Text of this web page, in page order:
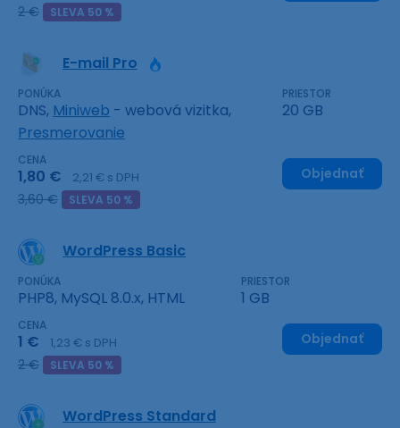
2 € SLEVA 50 %
E-mail Pro
PONÚKA
DNS, Miniweb - webová vizitka,
Presmerovanie
PRIESTOR
20 GB
CENA
1,80 € 2,21 € s DPH
3,60 € SLEVA 50 %
Objednať
WordPress Basic
PONÚKA
PHP8, MySQL 8.0.x, HTML
PRIESTOR
1 GB
CENA
1 € 1,23 € s DPH
2 € SLEVA 50 %
Objednať
WordPress Standard